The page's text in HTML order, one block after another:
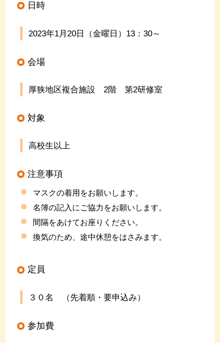
日時
2023年1月20日（金曜日） 13 ：30～
会場
厚狭地区複合施設2階 第2研修室
対象
高校生以上
注意事項
マスクの着用をお願いします。
名簿の記入にご協力をお願いします。
間隔をあけてお座りください。
換気のため、途中休憩をはさみます。
定員
３０名 （先着順・要申込み）
参加費